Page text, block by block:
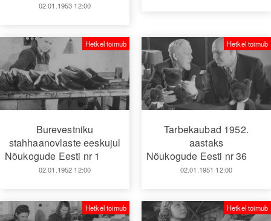
02.01.1953 12:00
Burevestniku
stahhaanovlaste eeskujul
Nõukogude Eesti nr 1
02.01.1952 12:00
Hetkel toimub
Tarbekaubad 1952.
aastaks
Nõukogude Eesti nr 36
02.01.1951 12:00
Hetkel toimub
Hetkel toimub Hetkel toimub